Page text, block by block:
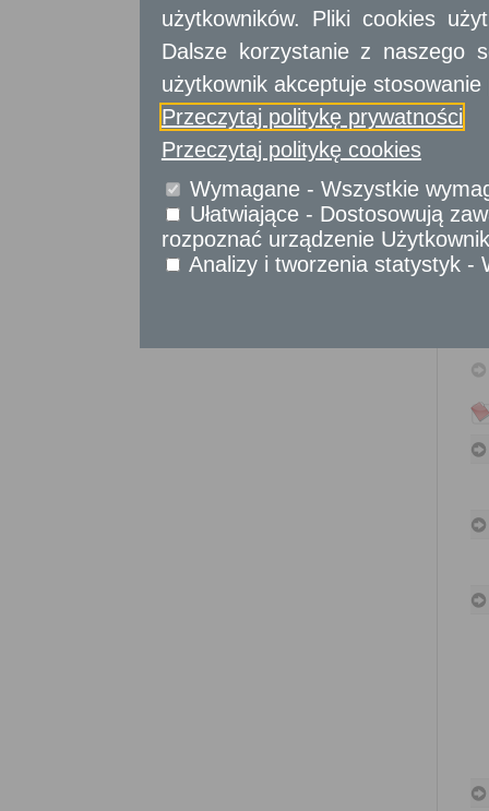
Polityka społeczna
Sport i Rekreacja
Sprawy komunalne
Sprawy komunikacyjne
Sprawy obywatelskie
Udostępnianie informacji publicznej
Urząd Stanu Cywilnego
Usługi
dla przedsiębiorców
użytkowników. Pliki cookies
Dalsze korzystanie z naszego
użytkownik akceptuje stosowanie
Przeczytaj politykę prywatności
Przeczytaj politykę cookies
Wymagane - Wszystkie
Ułatwiające - Dostosowują
rozpoznać urządzenie
Analizy i tworzenia statystyk -